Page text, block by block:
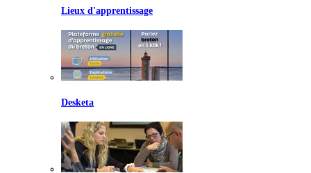
Lieux d'apprentissage
Desketa